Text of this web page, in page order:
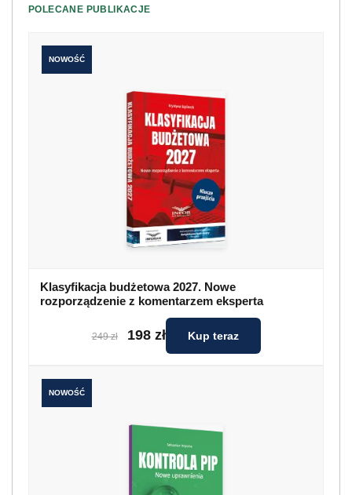
POLECANE PUBLIKACJE
NOWOŚĆ
Klasyfikacja budżetowa 2027. Nowe
rozporządzenie z komentarzem eksperta
249 zł 198 zł Kup teraz
NOWOŚĆ